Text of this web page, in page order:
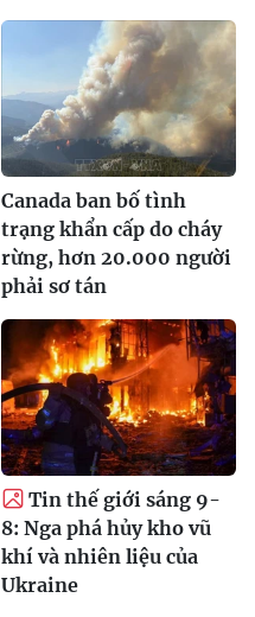
Canada ban bố tình
trạng khẩn cấp do cháy
rừng, hơn 20.000 người
phải sơ tán
Tin thế giới sáng 9-
8: Nga phá hủy kho vũ
khí và nhiên liệu của
Ukraine